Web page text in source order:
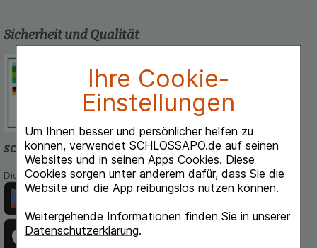
Ihre Cookie-
Einstellungen
Um Ihnen besser und persönlicher helfen zu
können, verwendet SCHLOSSAPO.de auf seinen
Websites und in seinen Apps Cookies. Diese
Cookies sorgen unter anderem dafür, dass Sie die
Website und die App reibungslos nutzen können.
Weitergehende Informationen finden Sie in unserer
Datenschutzerklärung.
Sicherheit und Qualität
Deutschen Institut für Medizinische
Dokumentation und Information.
schlossapo.de-App
Die App von schlossapo.de jetzt mit E-Rezept-Scanner